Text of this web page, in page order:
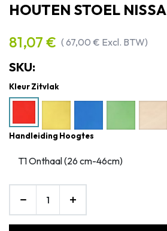
HOUTEN STOEL NISSA
81,07 € (67,00 € Excl. BTW)
SKU:
Kleur Zitvlak
Handleiding Hoogtes